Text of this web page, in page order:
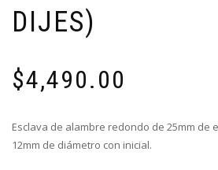
DIJES)
$4,490.00
Esclava de alambre redondo de 25mm de
12mm de diámetro con inicial.